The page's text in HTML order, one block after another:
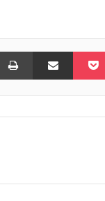
پاکت اشتراک گذاری از طریق ایمیل